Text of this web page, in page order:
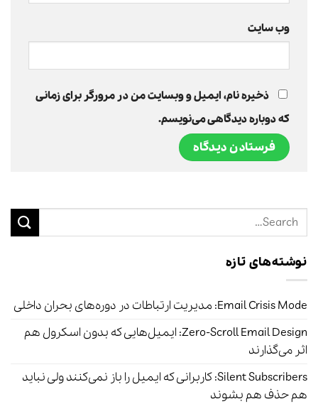
وب‌ سایت
ذخیره نام، ایمیل و وبسایت من در مرورگر برای زمانی
که دوباره دیدگاهی می‌نویسم.
نوشته‌های تازه
Email Crisis Mode: مدیریت ارتباطات در دوره‌های بحران داخلی
Zero-Scroll Email Design: ایمیل‌هایی که بدون اسکرول هم
اثر می‌گذارند
Silent Subscribers: کاربرانی که ایمیل را باز نمی‌کنند ولی نباید
هم حذف هم بشوند